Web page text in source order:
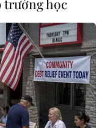
trường học